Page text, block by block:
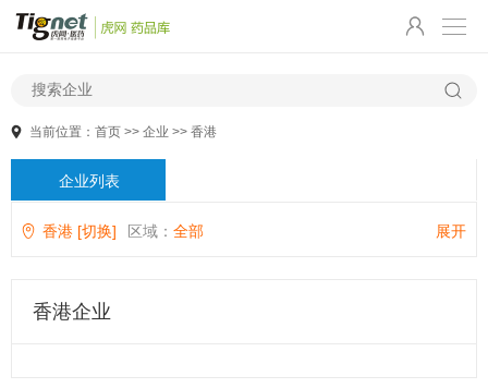
当前位置： 首页 >> 企业 >> 香港
企业列表
香港 [切换] 展开
区域： 全部
香港企业